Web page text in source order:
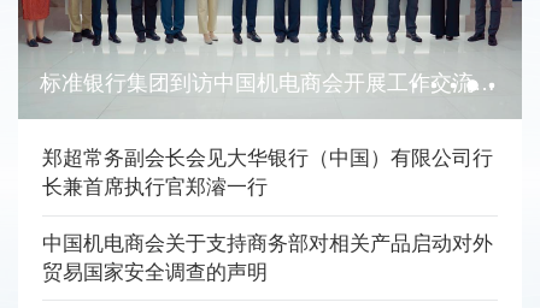
标准银行集团到访中国机电商会开展工作交流并签订谅解备忘录
郑超常务副会长会见大华银行（中国）有限公司行
长兼首席执行官郑濬一行
中国机电商会关于支持商务部对相关产品启动对外
贸易国家安全调查的声明